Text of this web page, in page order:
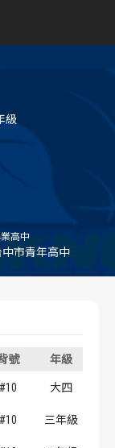
得主
得主
級
高中
中市青年高中
號 年級
#10 大四
#10 三年級